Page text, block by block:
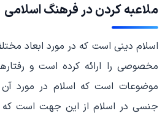
ملاعبه کردن در فرهنگ اسلامی
اسلام دینی است که در مورد ابعاد
مخصوصی را ارائه کرده است و
موضوعات است که اسلام در مورد
جنسی در اسلام از این جهت است که